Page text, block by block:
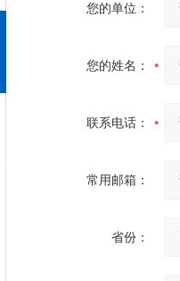
您的单位：
您的姓名：
联系电话：
常用邮箱：
省份：